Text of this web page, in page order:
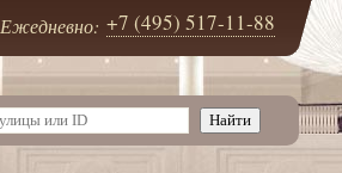
Ежедневно: +7 (495) 517-11-88